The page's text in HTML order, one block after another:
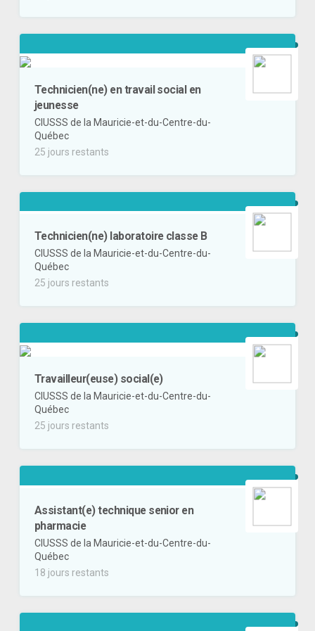
Technicien(ne) en travail social en
jeunesse
CIUSSS de la Mauricie-et-du-Centre-du-
Québec
25 jours restants
Technicien(ne) laboratoire classe B
CIUSSS de la Mauricie-et-du-Centre-du-
Québec
25 jours restants
Travailleur(euse) social(e)
CIUSSS de la Mauricie-et-du-Centre-du-
Québec
25 jours restants
Assistant(e) technique senior en
pharmacie
CIUSSS de la Mauricie-et-du-Centre-du-
Québec
18 jours restants